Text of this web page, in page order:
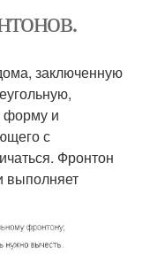
заключенную
форму и
с
Фронтон
выполняет